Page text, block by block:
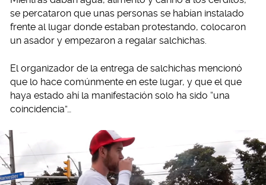
se percataron que unas personas se habían instalado
frente al lugar donde estaban protestando, colocaron
un asador y empezaron a regalar salchichas.
El organizador de la entrega de salchichas mencionó
que lo hace comúnmente en este lugar, y que el que
haya estado ahí la manifestación solo ha sido “una
coincidencia”…